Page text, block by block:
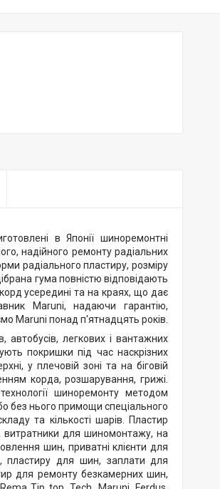
в Японії шиноремонтні
надійного ремонту радіальних
радіального пластиру, розміру
гума повністю відповідають
усередині та на краях, що дає
Maruni, надаючи гарантію,
Maruni понад п'ятнадцять років.
автобусів, легкових і вантажних
покришки під час наскрізних
у плечовій зоні та на біговій
корда, розшарування, грижі.
шиноремонту методом
без нього примощи спеціального
та кількості шарів. Пластир
витратники для шиномонтажу, на
шин, приватні клієнти для
пластиру для шин, заплати для
для ремонту безкамерних шин,